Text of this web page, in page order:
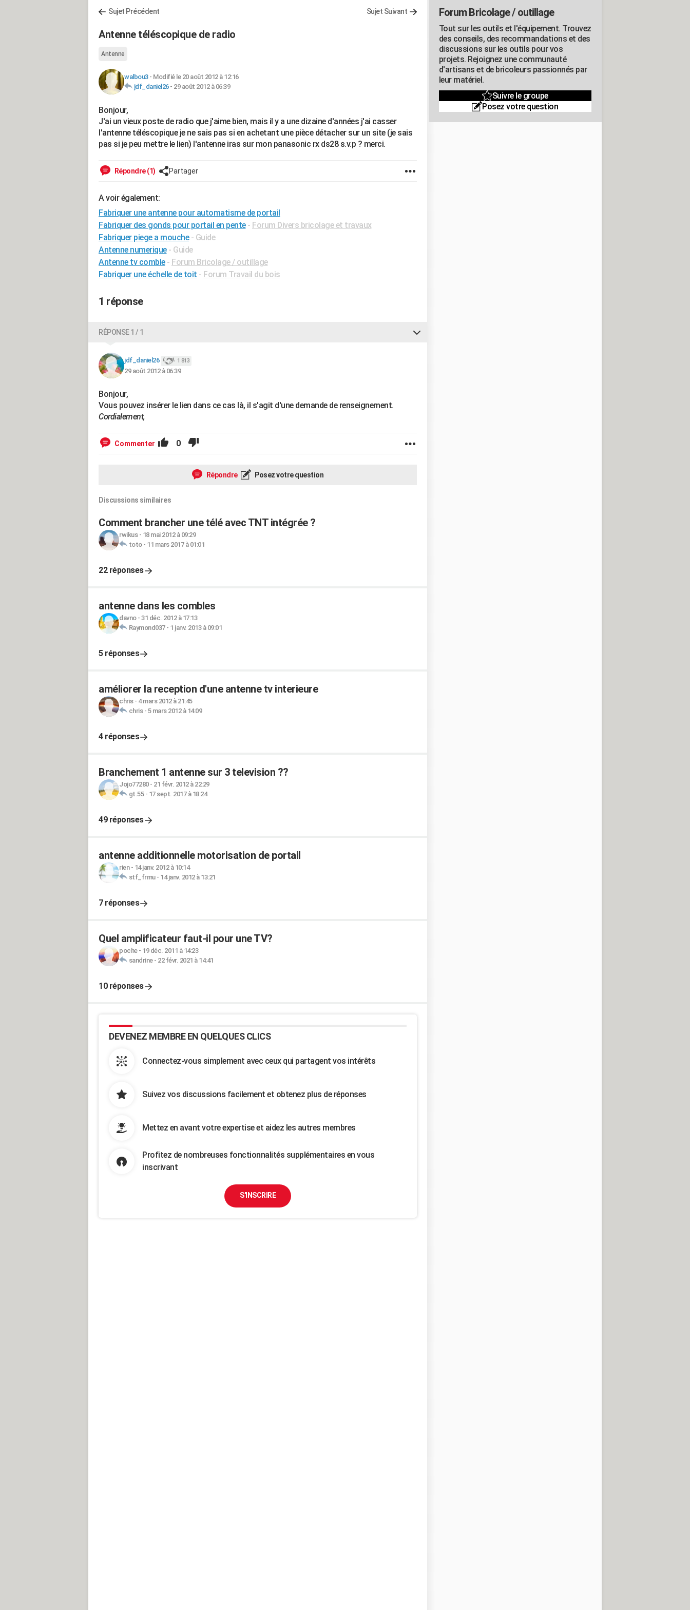
Sujet Précédent Sujet Suivant
Antenne téléscopique de radio
Antenne
walbou3- Modifié le 20 août 2012 à 12:16
jdf_daniel26- 29 août 2012 à 06:39
Bonjour,
J'ai un vieux poste de radio que j'aime bien, mais il y a une dizaine d'années j'ai casser
l'antenne téléscopique je ne sais pas si en achetant une pièce détacher sur un site (je sais
pas si je peu mettre le lien) l'antenne iras sur mon panasonic rx ds28 s.v.p ? merci.
Répondre (1) Partager
A voir également:
Fabriquer une antenne pour automatisme de portail
Fabriquer des gonds pour portail en pente - Forum Divers bricolage et travaux
Fabriquer piege a mouche - Guide
Antenne numerique - Guide
Antenne tv comble - Forum Bricolage / outillage
Fabriquer une échelle de toit - Forum Travail du bois
1 réponse
RÉPONSE 1 / 1
jdf_daniel26 1 813
29 août 2012 à 06:39
Bonjour,
Vous pouvez insérer le lien dans ce cas là, il s'agit d'une demande de renseignement.
Cordialement,
Commenter 0
Répondre Posez votre question
Discussions similaires
Comment brancher une télé avec TNT intégrée ?
rwikus- 18 mai 2012 à 09:29
toto- 11 mars 2017 à 01:01
22 réponses
antenne dans les combles
davno- 31 déc. 2012 à 17:13
Raymond037- 1 janv. 2013 à 09:01
5 réponses
améliorer la reception d'une antenne tv interieure
chris- 4 mars 2012 à 21:45
chris- 5 mars 2012 à 14:09
4 réponses
Branchement 1 antenne sur 3 television ??
Jojo77280- 21 févr. 2012 à 22:29
gt.55- 17 sept. 2017 à 18:24
49 réponses
antenne additionnelle motorisation de portail
rien- 14 janv. 2012 à 10:14
stf_frmu- 14 janv. 2012 à 13:21
7 réponses
Quel amplificateur faut-il pour une TV?
poche- 19 déc. 2011 à 14:23
sandrine- 22 févr. 2021 à 14:41
10 réponses
DEVENEZ MEMBRE EN QUELQUES CLICS
Connectez-vous simplement avec ceux qui partagent vos intérêts
Suivez vos discussions facilement et obtenez plus de réponses
Mettez en avant votre expertise et aidez les autres membres
Profitez de nombreuses fonctionnalités supplémentaires en vous
inscrivant
S'INSCRIRE
Forum Bricolage / outillage
Tout sur les outils et l'équipement. Trouvez
des conseils, des recommandations et des
discussions sur les outils pour vos
projets. Rejoignez une communauté
d'artisans et de bricoleurs passionnés par
leur matériel.
Suivre le groupe
Posez votre question